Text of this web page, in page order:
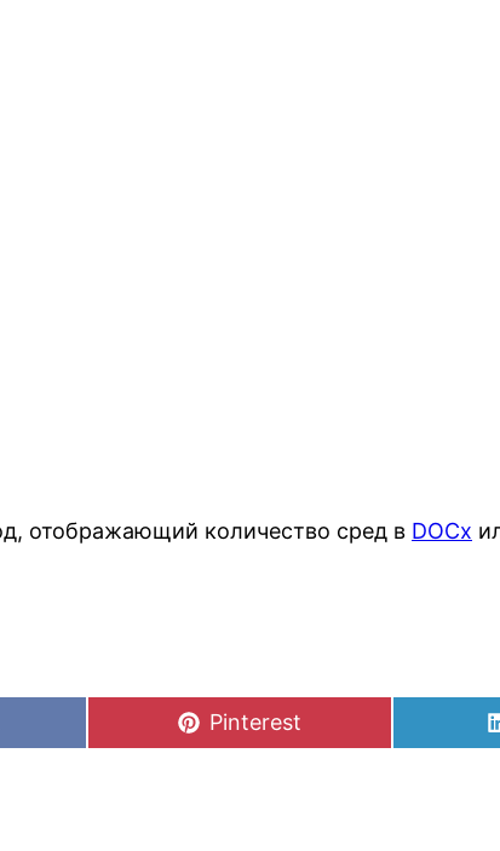
отображающий количество сред в DOCx
Share
on
Pinterest